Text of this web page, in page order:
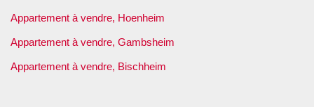
Appartement à vendre, Hoenheim
Appartement à vendre, Gambsheim
Appartement à vendre, Bischheim